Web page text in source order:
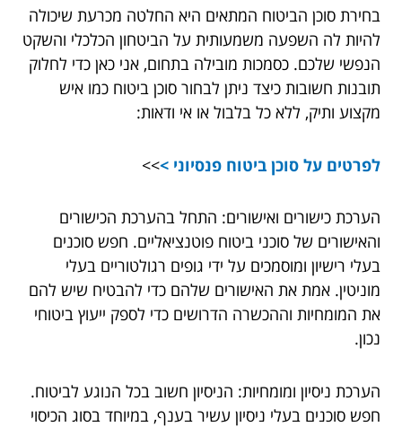
בחירת סוכן הביטוח המתאים היא החלטה מכרעת שיכולה
להיות לה השפעה משמעותית על הביטחון הכלכלי והשקט
הנפשי שלכם. כסמכות מובילה בתחום, אני כאן כדי לחלוק
תובנות חשובות כיצד ניתן לבחור סוכן ביטוח כמו איש
מקצוע ותיק, ללא כל בלבול או אי ודאות:
לפרטים על סוכן ביטוח פנסיוני >>>
הערכת כישורים ואישורים: התחל בהערכת הכישורים
והאישורים של סוכני ביטוח פוטנציאליים. חפש סוכנים
בעלי רישיון ומוסמכים על ידי גופים רגולטוריים בעלי
מוניטין. אמת את האישורים שלהם כדי להבטיח שיש להם
את המומחיות וההכשרה הדרושים כדי לספק ייעוץ ביטוחי
נכון.
הערכת ניסיון ומומחיות: הניסיון חשוב בכל הנוגע לביטוח.
חפש סוכנים בעלי ניסיון עשיר בענף, במיוחד בסוג הכיסוי